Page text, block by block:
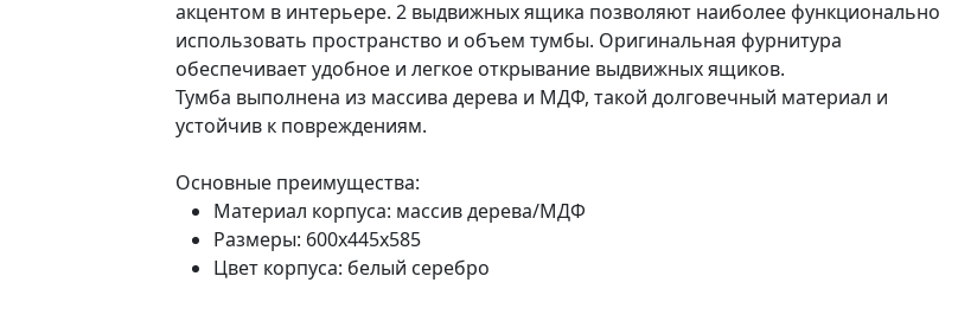
акцентом в интерьере. 2 выдвижных ящика позволяют наиболее функционально
использовать пространство и объем тумбы. Оригинальная фурнитура
обеспечивает удобное и легкое открывание выдвижных ящиков.
Тумба выполнена из массива дерева и МДФ, такой долговечный материал и
устойчив к повреждениям.
Основные преимущества:
Материал корпуса: массив дерева/МДФ
Размеры: 600x445x585
Цвет корпуса: белый серебро